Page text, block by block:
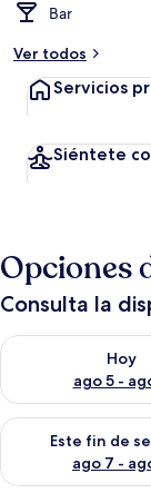
Bar
Ver todos
Servicios
Siéntete
Opciones
Consulta la
Hoy
ago 5 -
Consulta la
Este fin de
ago 7 -
Consulta la